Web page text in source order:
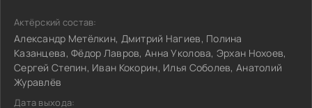
Актёрский состав:
Александр Метёлкин, Дмитрий Нагиев, Полина
Казанцева, Фёдор Лавров, Анна Уколова, Эрхан Нохоев,
Сергей Степин, Иван Кокорин, Илья Соболев, Анатолий
Журавлёв
Дата выхода: